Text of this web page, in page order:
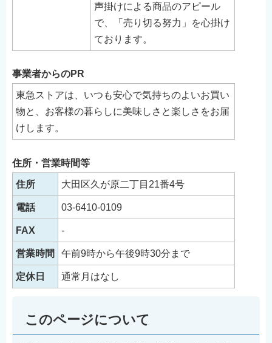
声掛けによる商品のアピール
で、「売り切る努力」を心掛け
ております。
事業者からのPR
東急ストアは、いつも安心で気持ちのよいお買い
物と、お客様の暮らしに美味しさと楽しさをお届
けします。
住所・営業時間等
住所 大田区久が原二丁目21番4号
電話 03-6410-0109
FAX -
営業時間 午前9時から午後9時30分まで
定休日 通常月はなし
このページについて
नेपाली
Filipino